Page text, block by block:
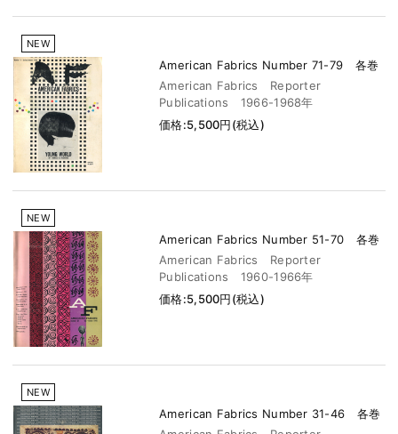
NEW
American Fabrics Number 71-79 各巻
American Fabrics Reporter
Publications 1966-1968年
価格:5,500円(税込)
NEW
American Fabrics Number 51-70 各巻
American Fabrics Reporter
Publications 1960-1966年
価格:5,500円(税込)
NEW
American Fabrics Number 31-46 各巻